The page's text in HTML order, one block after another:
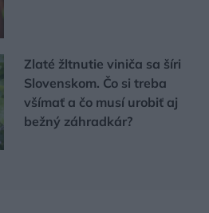
Zlaté žltnutie viniča sa šíri
Slovenskom. Čo si treba
všímať a čo musí urobiť aj
bežný záhradkár?